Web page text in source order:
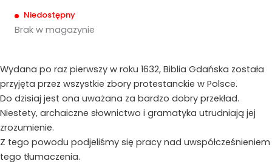
Niedostępny
Brak w magazynie
Wydana po raz pierwszy w roku 1632, Biblia Gdańska została
przyjęta przez wszystkie zbory protestanckie w Polsce.
Do dzisiaj jest ona uważana za bardzo dobry przekład.
Niestety, archaiczne słownictwo i gramatyka utrudniają jej
zrozumienie.
Z tego powodu podjeliśmy się pracy nad uwspółcześnieniem
tego tłumaczenia.